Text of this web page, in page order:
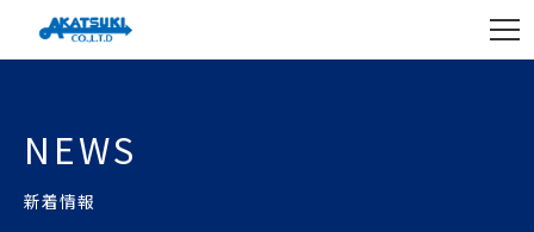
NEWS
新着情報